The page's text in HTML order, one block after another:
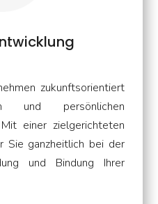
zukunftsorientiert
und persönlichen
einer zielgerichteten
Sie ganzheitlich bei der
und Bindung Ihrer